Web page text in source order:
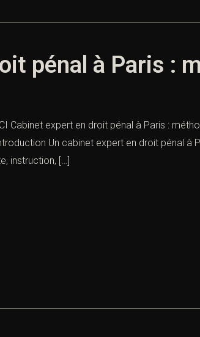
pénal à Paris :
Cabinet expert en droit pénal à Paris :
Un cabinet expert en droit pénal à
instruction, […]